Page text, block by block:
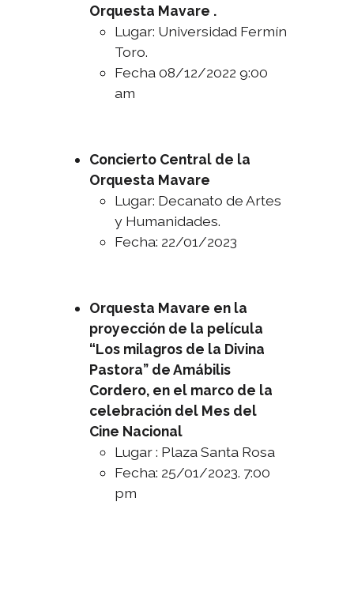
Orquesta Mavare .
Lugar: Universidad Fermín
Toro.
Fecha 08/12/2022 9:00
am
Concierto Central de la
Orquesta Mavare
Lugar: Decanato de Artes
y Humanidades.
Fecha: 22/01/2023
Orquesta Mavare en la
proyección de la película
“Los milagros de la Divina
Pastora” de Amábilis
Cordero, en el marco de la
celebración del Mes del
Cine Nacional
Lugar : Plaza Santa Rosa
Fecha: 25/01/2023. 7:00
pm